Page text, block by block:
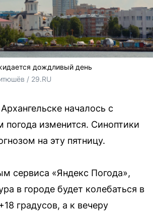
дождливый день
/ 29.RU
началось с
погода изменится. Синоптики
на эту пятницу.
сервиса «Яндекс Погода»,
в городе будет колебаться в
градусов, а к вечеру